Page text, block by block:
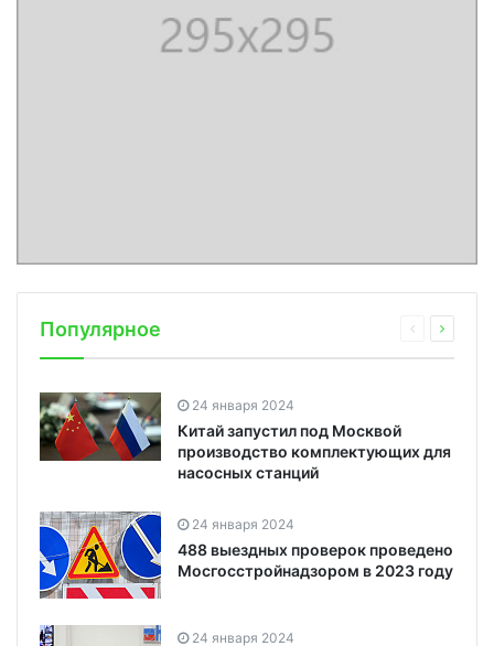
Популярное
24 января 2024
Китай запустил под Москвой
производство комплектующих для
насосных станций
24 января 2024
488 выездных проверок проведено
Мосгосстройнадзором в 2023 году
24 января 2024